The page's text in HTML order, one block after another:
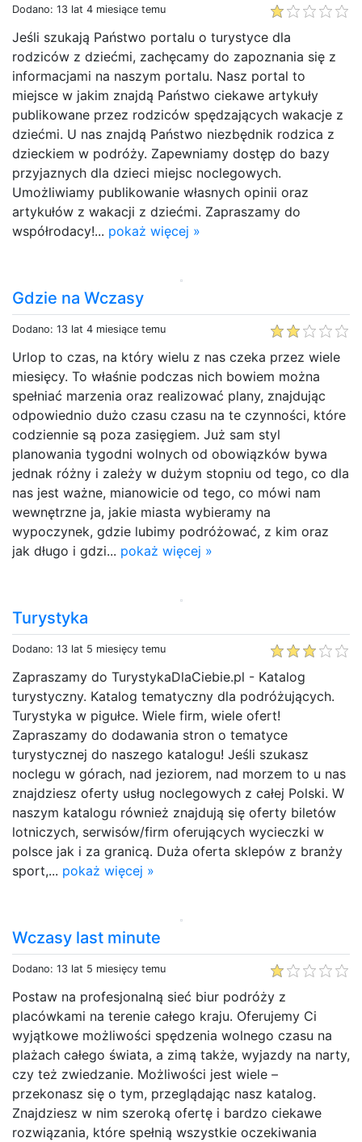
Dodano: 13 lat 4 miesiące temu
Jeśli szukają Państwo portalu o turystyce dla
rodziców z dziećmi, zachęcamy do zapoznania się z
informacjami na naszym portalu. Nasz portal to
miejsce w jakim znajdą Państwo ciekawe artykuły
publikowane przez rodziców spędzających wakacje z
dziećmi. U nas znajdą Państwo niezbędnik rodzica z
dzieckiem w podróży. Zapewniamy dostęp do bazy
przyjaznych dla dzieci miejsc noclegowych.
Umożliwiamy publikowanie własnych opinii oraz
artykułów z wakacji z dziećmi. Zapraszamy do
współrodacy!... pokaż więcej »
Gdzie na Wczasy
Dodano: 13 lat 4 miesiące temu
Urlop to czas, na który wielu z nas czeka przez wiele
miesięcy. To właśnie podczas nich bowiem można
spełniać marzenia oraz realizować plany, znajdując
odpowiednio dużo czasu czasu na te czynności, które
codziennie są poza zasięgiem. Już sam styl
planowania tygodni wolnych od obowiązków bywa
jednak różny i zależy w dużym stopniu od tego, co dla
nas jest ważne, mianowicie od tego, co mówi nam
wewnętrzne ja, jakie miasta wybieramy na
wypoczynek, gdzie lubimy podróżować, z kim oraz
jak długo i gdzi... pokaż więcej »
Turystyka
Dodano: 13 lat 5 miesięcy temu
Zapraszamy do TurystykaDlaCiebie.pl - Katalog
turystyczny. Katalog tematyczny dla podróżujących.
Turystyka w pigułce. Wiele firm, wiele ofert!
Zapraszamy do dodawania stron o tematyce
turystycznej do naszego katalogu! Jeśli szukasz
noclegu w górach, nad jeziorem, nad morzem to u nas
znajdziesz oferty usług noclegowych z całej Polski. W
naszym katalogu również znajdują się oferty biletów
lotniczych, serwisów/firm oferujących wycieczki w
polsce jak i za granicą. Duża oferta sklepów z branży
sport,... pokaż więcej »
Wczasy last minute
Dodano: 13 lat 5 miesięcy temu
Postaw na profesjonalną sieć biur podróży z
placówkami na terenie całego kraju. Oferujemy Ci
wyjątkowe możliwości spędzenia wolnego czasu na
plażach całego świata, a zimą także, wyjazdy na narty,
czy też zwiedzanie. Możliwości jest wiele –
przekonasz się o tym, przeglądając nasz katalog.
Znajdziesz w nim szeroką ofertę i bardzo ciekawe
rozwiązania, które spełnią wszystkie oczekiwania